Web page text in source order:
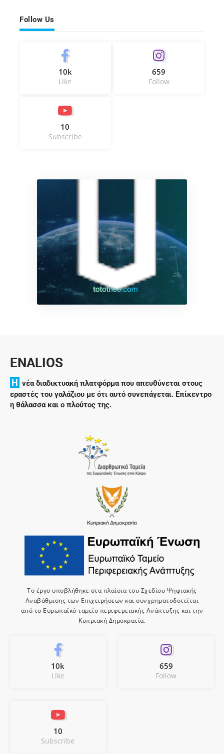
Follow Us
10k
Like
659
Follow
10
Subscribe
ENALIOS
H νέα διαδικτυακή πλατφόρμα που απευθύνεται στους
εραστές του γαλάζιου με ότι αυτό συνεπάγεται. Επίκεντρο
η θάλασσα και ο πλούτος της.
Το έργο υποβλήθηκε στα πλαίσια του Σχεδίου Ψηφιακής
Αναβάθμισης των Επιχειρήσεων και συνχρηματοδοτείται
από το Ευρωπαϊκό ταμείο περιφερειακής Ανάπτυξης και την
Κυπριακή Δημοκρατία.
10k
Like
659
Follow
10
Subscribe